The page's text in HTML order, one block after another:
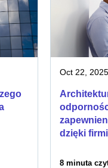
Oct 22, 2025
dzięki
8 minuta